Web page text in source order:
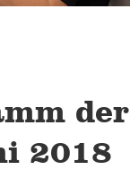
der
2018